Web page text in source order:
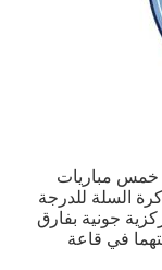
خمس مباريات
السلة للدرجة
جونية بفارق
جمعتهما في قاعة